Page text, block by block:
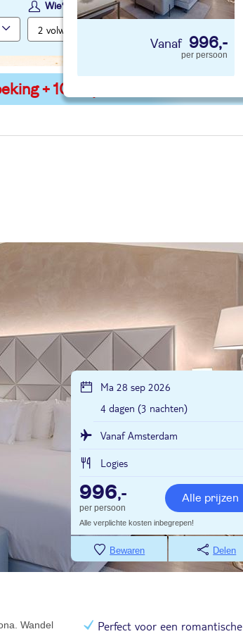
996,-
per persoon
Wie?
+ 100,- p. kind
Ma 28 sep 2026
4 dagen (3 nachten)
Vanaf Amsterdam
Logies
996,-
per persoon
Alle prijzen
Alle verplichte kosten inbegrepen!
Bewaren Delen
Wandel
Perfect voor een romantische